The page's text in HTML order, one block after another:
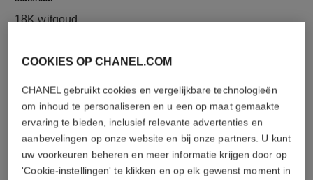
18K witgoud
COOKIES OP CHANEL.COM
CHANEL gebruikt cookies en vergelijkbare technologieën
om inhoud te personaliseren en u een op maat gemaakte
ervaring te bieden, inclusief relevante advertenties en
aanbevelingen op onze website en bij onze partners. U kunt
uw voorkeuren beheren en meer informatie krijgen door op
'Cookie-instellingen' te klikken en op elk gewenst moment in